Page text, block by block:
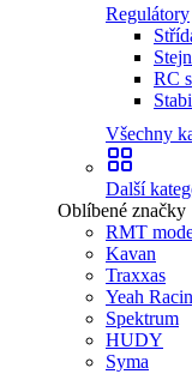
Regulátory
RC
Všechny
Další
Oblíbené značky
RMT
Kavan
Traxxas
Yeah
Spektrum
HUDY
Syma